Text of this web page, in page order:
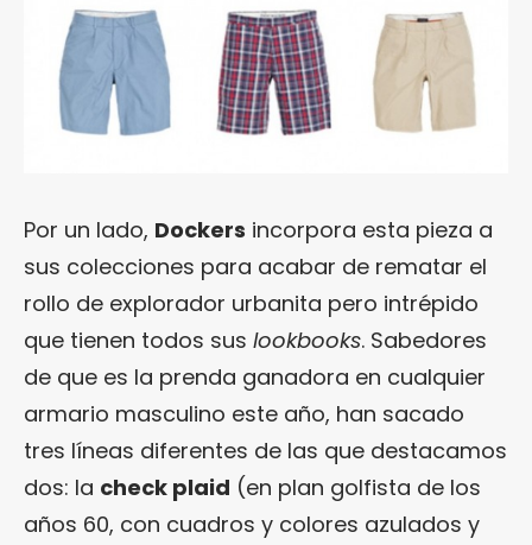
Por un lado, Dockers incorpora esta pieza a
sus colecciones para acabar de rematar el
rollo de explorador urbanita pero intrépido
que tienen todos sus lookbooks. Sabedores
de que es la prenda ganadora en cualquier
armario masculino este año, han sacado
tres líneas diferentes de las que destacamos
dos: la check plaid (en plan golfista de los
años 60, con cuadros y colores azulados y